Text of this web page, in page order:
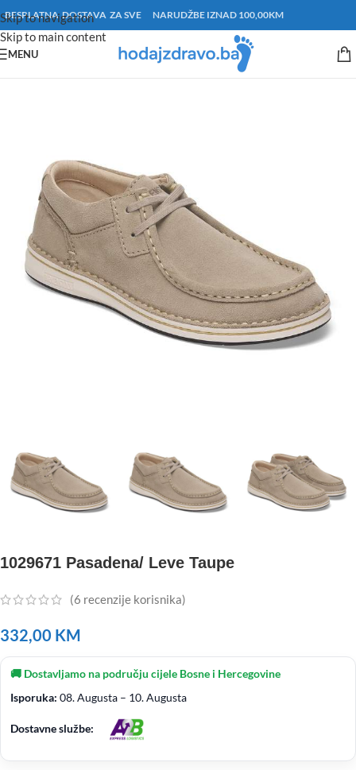
Skip to navigation
Skip to main content
BESPLATNA DOSTAVA ZA SVE NARUDŽBE IZNAD 100,00KM
MENU
1029671 Pasadena/ Leve Taupe
(6 recenzije korisnika)
332,00 KM
🚚 Dostavljamo na području cijele Bosne i Hercegovine
Isporuka: 08. Augusta – 10. Augusta
Dostavne službe: